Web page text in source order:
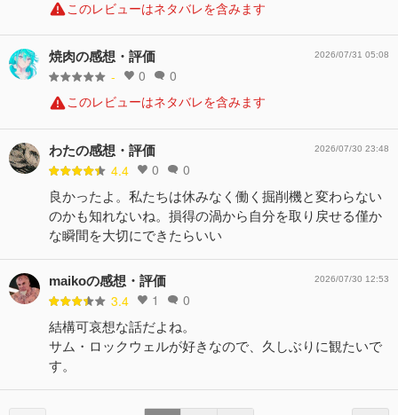
このレビューはネタバレを含みます
焼肉の感想・評価
- 0 0
2026/07/31 05:08
このレビューはネタバレを含みます
わたの感想・評価
4.4 0 0
2026/07/30 23:48
良かったよ。私たちは休みなく働く掘削機と変わらない
のかも知れないね。損得の渦から自分を取り戻せる僅か
な瞬間を大切にできたらいい
maikoの感想・評価
3.4 1 0
2026/07/30 12:53
結構可哀想な話だよね。
サム・ロックウェルが好きなので、久しぶりに観たいで
す。